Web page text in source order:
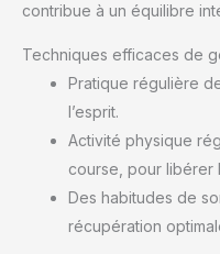
contribue à un équilibre
Techniques efficaces de
Pratique régulière
l’esprit.
Activité physique
course, pour libérer
Des habitudes de
récupération